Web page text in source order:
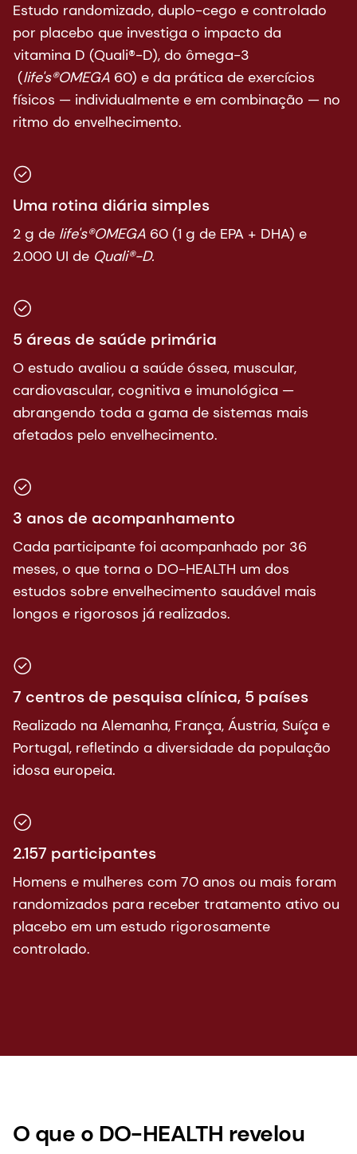
Estudo randomizado, duplo-cego e controlado
por placebo que investiga o impacto da
vitamina D (Quali®-D), do ômega-3
(life's®OMEGA 60) e da prática de exercícios
físicos — individualmente e em combinação — no
ritmo do envelhecimento.
Uma rotina diária simples
2 g de life's®OMEGA 60 (1 g de EPA + DHA) e
2.000 UI de Quali®-D.
5 áreas de saúde primária
O estudo avaliou a saúde óssea, muscular,
cardiovascular, cognitiva e imunológica —
abrangendo toda a gama de sistemas mais
afetados pelo envelhecimento.
3 anos de acompanhamento
Cada participante foi acompanhado por 36
meses, o que torna o DO-HEALTH um dos
estudos sobre envelhecimento saudável mais
longos e rigorosos já realizados.
7 centros de pesquisa clínica, 5 países
Realizado na Alemanha, França, Áustria, Suíça e
Portugal, refletindo a diversidade da população
idosa europeia.
2.157 participantes
Homens e mulheres com 70 anos ou mais foram
randomizados para receber tratamento ativo ou
placebo em um estudo rigorosamente
controlado.
O que o DO-HEALTH revelou